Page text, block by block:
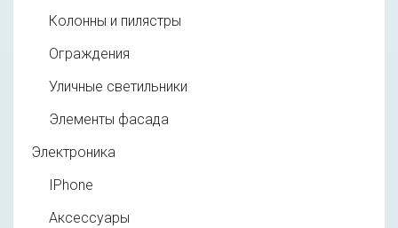
Колонны и пилястры
Ограждения
Уличные светильники
Элементы фасада
Электроника
IPhone
Аксессуары